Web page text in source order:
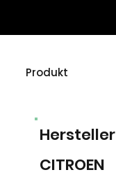
Produkt
Hersteller
CITROEN